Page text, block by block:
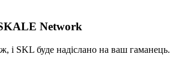
Network
і SKL буде надіслано на ваш гаманець.